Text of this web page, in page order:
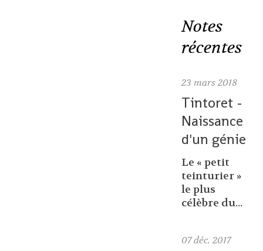
Notes
récentes
23 mars 2018
Tintoret -
Naissance
d'un génie
Le « petit
teinturier »
le plus
célèbre du...
07 déc. 2017